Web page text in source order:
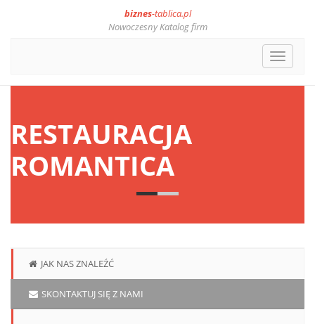
biznes-tablica.pl
Nowoczesny Katalog firm
Toggle
RESTAURACJA
ROMANTICA
JAK NAS ZNALEŹĆ
SKONTAKTUJ SIĘ Z NAMI